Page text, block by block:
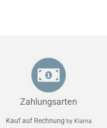
Zahlungsarten
Kauf auf Rechnung by Klarna